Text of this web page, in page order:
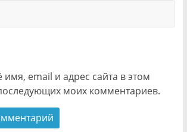
email и адрес сайта в этом
моих комментариев.